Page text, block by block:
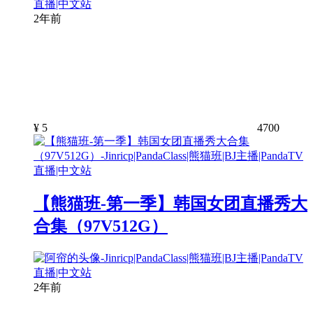
2年前
¥ 5 4700
【熊猫班-第一季】韩国女团直播秀大
合集（97V512G）
2年前